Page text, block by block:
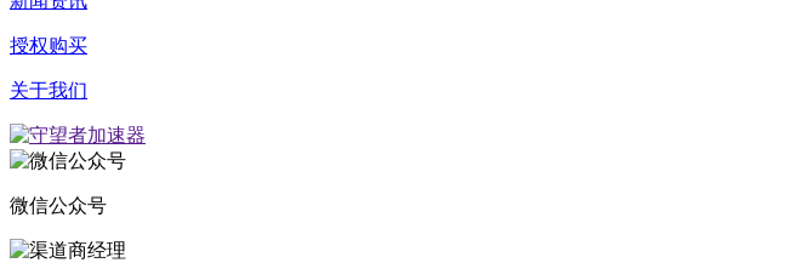
授权购买
关于我们
微信公众号